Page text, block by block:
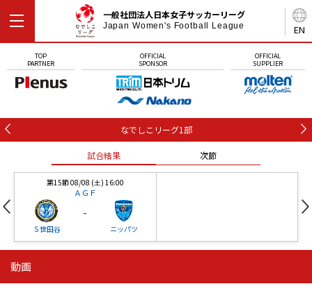
EN
一般社団法人日本女子サッカーリーグ
Japan Women's Football League
TOP
PARTNER
OFFICIAL
SPONSOR
OFFICIAL
SUPPLIER
なでしこリーグ1部
試合結果 次節
第15節 08/08 (土) 16:00
ＡＧＦ
Ｓ世田谷
-
ニッパツ
ニッパツ 石人の星
動画